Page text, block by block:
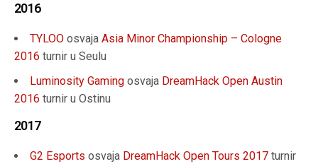
2016
TYLOO osvaja Asia Minor Championship – Cologne
2016 turnir u Seulu
Luminosity Gaming osvaja DreamHack Open Austin
2016 turnir u Ostinu
2017
G2 Esports osvaja DreamHack Open Tours 2017 turnir